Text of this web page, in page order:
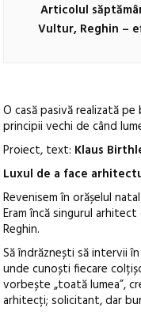
Articolul
Vultur, Reghin –
O casă pasivă realizată
principii vechi de când
Proiect, text: Klaus
Luxul de a face
Revenisem în orășelul
Eram încă singurul
Reghin.
Să îndrăznești să intervii
unde cunoști fiecare
vorbește „toată lumea”,
arhitecți; solicitant, dar